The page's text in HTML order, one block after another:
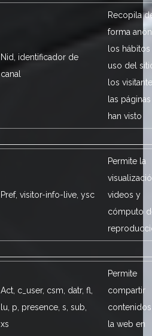
Nid, identificador de
canal
Recopila
forma
los
uso del
los
las
han visto
Pref, visitor-info-live, ysc
Permite la
videos y
cómputo
Act, c_user, csm, datr, fl,
lu, p, presence, s, sub,
xs
Permite
compartir
la web en